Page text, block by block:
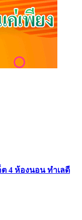
ต 4 ห้องนอน ทำเลดี